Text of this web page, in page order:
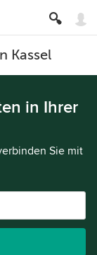
Kassel
in Ihrer
Sie mit